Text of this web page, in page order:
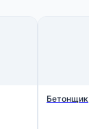
Бетонщик